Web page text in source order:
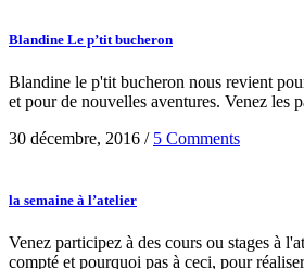
Blandine Le p’tit bucheron
Blandine le p'tit bucheron nous revient
et pour de nouvelles aventures. Venez les
30 décembre, 2016 / 5 Comments
la semaine à l’atelier
Venez participez à des cours ou stages à
compté et pourquoi pas à ceci, pour